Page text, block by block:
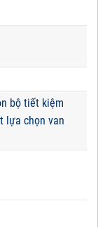
bộ tiết kiệm
lựa chọn van